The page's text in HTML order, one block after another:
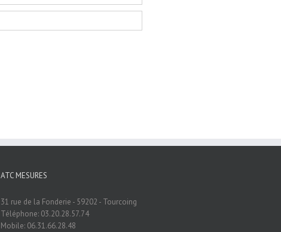
ATC MESURES
31 rue de la Fonderie - 59202 - Tourcoing
Téléphone: 03.20.28.57.74
Mobile: 06.31.66.28.48